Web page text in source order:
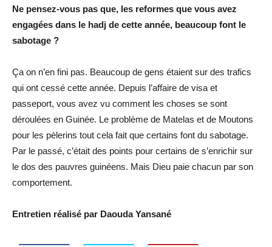
Ne pensez-vous pas que, les reformes que vous avez
engagées dans le hadj de cette année, beaucoup font le
sabotage ?
Ça on n’en fini pas. Beaucoup de gens étaient sur des trafics
qui ont cessé cette année. Depuis l’affaire de visa et
passeport, vous avez vu comment les choses se sont
déroulées en Guinée. Le problème de Matelas et de Moutons
pour les pèlerins tout cela fait que certains font du sabotage.
Par le passé, c’était des points pour certains de s’enrichir sur
le dos des pauvres guinéens. Mais Dieu paie chacun par son
comportement.
Entretien réalisé par Daouda Yansané